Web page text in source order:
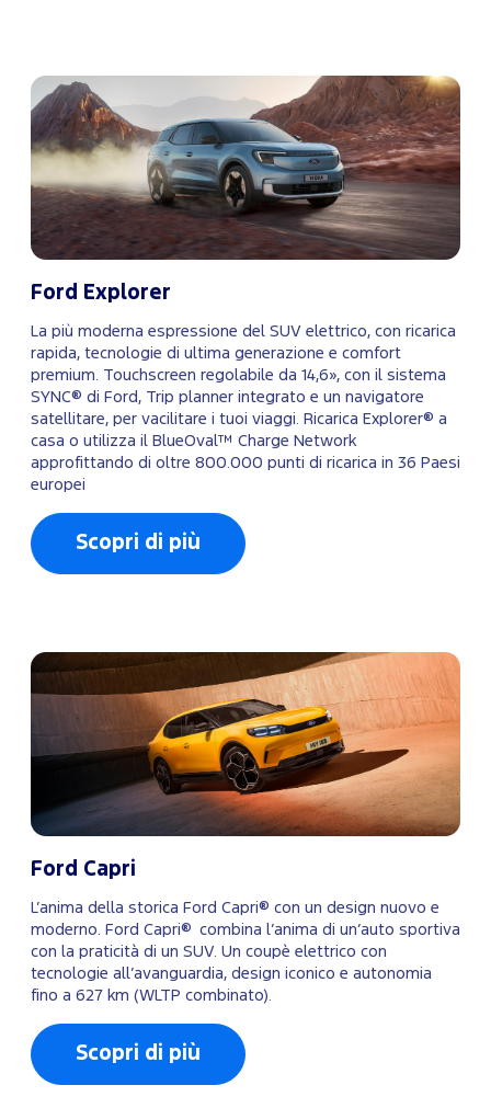
Ford Explorer
La più moderna espressione del SUV elettrico, con ricarica
rapida, tecnologie di ultima generazione e comfort
premium. Touchscreen regolabile da 14,6», con il sistema
SYNC® di Ford, Trip planner integrato e un navigatore
satellitare, per vacilitare i tuoi viaggi. Ricarica Explorer® a
casa o utilizza il BlueOval™ Charge Network
approfittando di oltre 800.000 punti di ricarica in 36 Paesi
europei
Scopri di più
Ford Capri
L’anima della storica Ford Capri® con un design nuovo e
moderno. Ford Capri® combina l’anima di un’auto sportiva
con la praticità di un SUV. Un coupè elettrico con
tecnologie all’avanguardia, design iconico e autonomia
fino a 627 km (WLTP combinato).
Scopri di più